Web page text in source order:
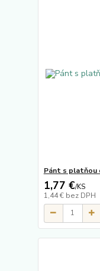
Pánt s platňou
1,77 €/KS
1,44 € bez DPH